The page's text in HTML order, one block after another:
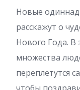
Новые
расскажут о
Нового Года. В
множества
переплетутся